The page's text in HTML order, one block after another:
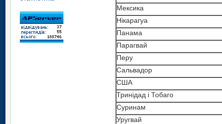
Мексика
Нікарагуа
Панама
Парагвай
Перу
Сальвадор
США
Тринідад і Тобаго
Суринам
Уругвай